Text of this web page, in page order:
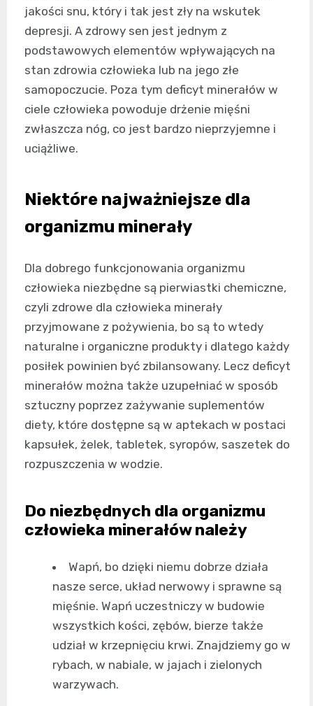
jakości snu, który i tak jest zły na wskutek
depresji. A zdrowy sen jest jednym z
podstawowych elementów wpływających na
stan zdrowia człowieka lub na jego złe
samopoczucie. Poza tym deficyt minerałów w
ciele człowieka powoduje drżenie mięśni
zwłaszcza nóg, co jest bardzo nieprzyjemne i
uciążliwe.
Niektóre najważniejsze dla
organizmu minerały
Dla dobrego funkcjonowania organizmu
człowieka niezbędne są pierwiastki chemiczne,
czyli zdrowe dla człowieka minerały
przyjmowane z pożywienia, bo są to wtedy
naturalne i organiczne produkty i dlatego każdy
posiłek powinien być zbilansowany. Lecz deficyt
minerałów można także uzupełniać w sposób
sztuczny poprzez zażywanie suplementów
diety, które dostępne są w aptekach w postaci
kapsułek, żelek, tabletek, syropów, saszetek do
rozpuszczenia w wodzie.
Do niezbędnych dla organizmu
człowieka minerałów należy
Wapń, bo dzięki niemu dobrze działa
nasze serce, układ nerwowy i sprawne są
mięśnie. Wapń uczestniczy w budowie
wszystkich kości, zębów, bierze także
udział w krzepnięciu krwi. Znajdziemy go w
rybach, w nabiale, w jajach i zielonych
warzywach.